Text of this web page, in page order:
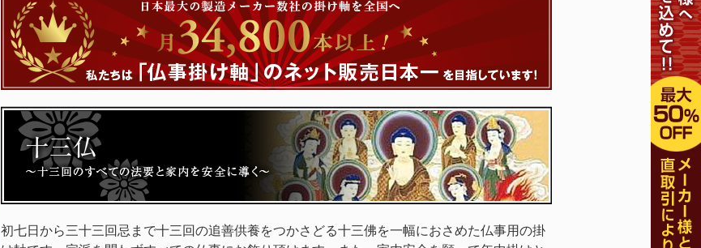
初七日から三十三回忌まで十三回の追善供養をつかさどる十三佛を一幅におさめた仏事用の掛